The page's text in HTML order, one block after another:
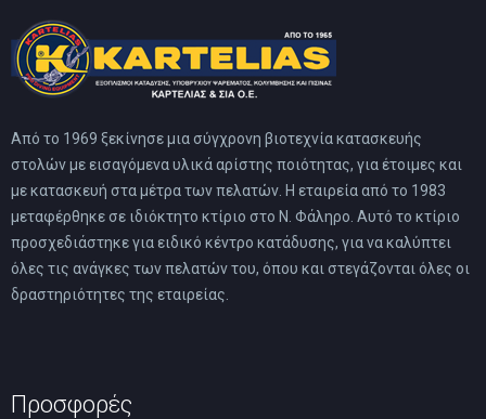
Από το 1969 ξεκίνησε μια σύγχρονη βιοτεχνία κατασκευής
στολών με εισαγόμενα υλικά αρίστης ποιότητας, για έτοιμες και
με κατασκευή στα μέτρα των πελατών. Η εταιρεία από το 1983
μεταφέρθηκε σε ιδιόκτητο κτίριο στο Ν. Φάληρο. Αυτό το κτίριο
προσχεδιάστηκε για ειδικό κέντρο κατάδυσης, για να καλύπτει
όλες τις ανάγκες των πελατών του, όπου και στεγάζονται όλες οι
δραστηριότητες της εταιρείας.
Προσφορές